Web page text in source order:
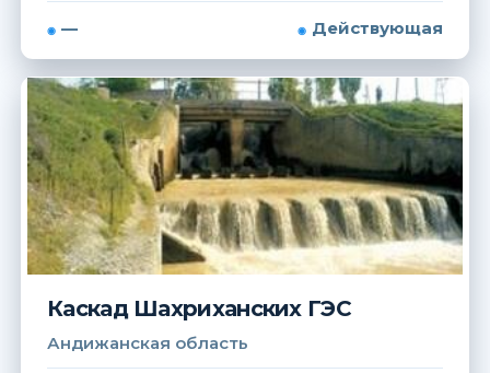
— Действующая
Каскад Шахриханских ГЭС
Андижанская область